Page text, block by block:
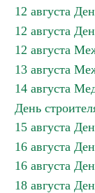
12 августа
12 августа
12 августа
13 августа
14 августа
День
15 августа
16 августа
16 августа
18 августа